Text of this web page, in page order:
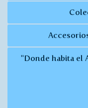
"Donde habita el